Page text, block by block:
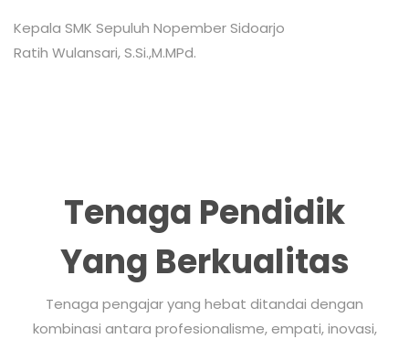
Kepala SMK Sepuluh Nopember Sidoarjo
Ratih Wulansari, S.Si.,M.MPd.
Tenaga Pendidik
Yang Berkualitas
Tenaga pengajar yang hebat ditandai dengan
kombinasi antara profesionalisme, empati, inovasi,